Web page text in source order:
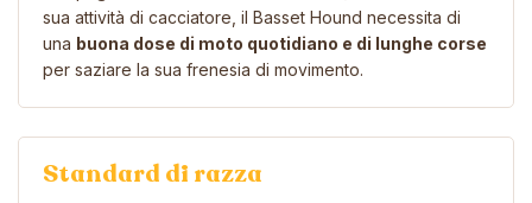
sua attività di cacciatore, il Basset Hound necessita di
una buona dose di moto quotidiano e di lunghe corse
per saziare la sua frenesia di movimento.
Standard di razza